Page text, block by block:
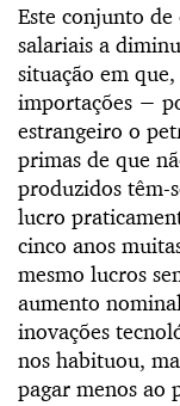
Este conjunto de
salariais a
situação em
importações −
estrangeiro o
primas de que
produzidos têm-
lucro
cinco anos
mesmo lucros
aumento
inovações
nos habituou,
pagar menos ao